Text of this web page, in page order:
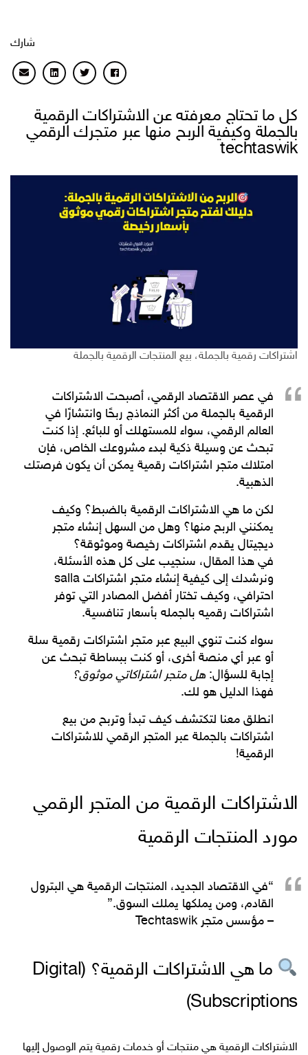
شارك
كل ما تحتاج معرفته عن الاشتراكات الرقمية
بالجملة وكيفية الربح منها عبر متجرك الرقمي
techtaswik
اشتراكات رقمية بالجملة، بيع المنتجات الرقمية بالجملة
في عصر الاقتصاد الرقمي، أصبحت الاشتراكات
الرقمية بالجملة من أكثر النماذج ربحًا وانتشارًا في
العالم الرقمي، سواء للمستهلك أو للبائع. إذا كنت
تبحث عن وسيلة ذكية لبدء مشروعك الخاص، فإن
امتلاك متجر اشتراكات رقمية يمكن أن يكون فرصتك
الذهبية.
لكن ما هي الاشتراكات الرقمية بالضبط؟ وكيف
يمكنني الربح منها؟ وهل من السهل إنشاء متجر
ديجيتال يقدم اشتراكات رخيصة وموثوقة؟
في هذا المقال، سنجيب على كل هذه الأسئلة،
ونرشدك إلى كيفية إنشاء متجر اشتراكات salla
احترافي، وكيف تختار أفضل المصادر التي توفر
اشتراكات رقميه بالجمله بأسعار تنافسية.
سواء كنت تنوي البيع عبر متجر اشتراكات رقمية سلة
أو عبر أي منصة أخرى، أو كنت ببساطة تبحث عن
إجابة للسؤال: هل متجر اشتراكاتي موثوق؟
فهذا الدليل هو لك.
انطلق معنا لتكتشف كيف تبدأ وتربح من بيع
اشتراكات بالجملة عبر المتجر الرقمي للاشتراكات
الرقمية!
الاشتراكات الرقمية من المتجر الرقمي
مورد المنتجات الرقمية
“في الاقتصاد الجديد، المنتجات الرقمية هي البترول
القادم، ومن يملكها يملك السوق.”
– مؤسس متجر Techtaswik
ما هي الاشتراكات الرقمية؟ (Digital
Subscriptions)
الاشتراكات الرقمية هي منتجات أو خدمات رقمية يتم الوصول إليها